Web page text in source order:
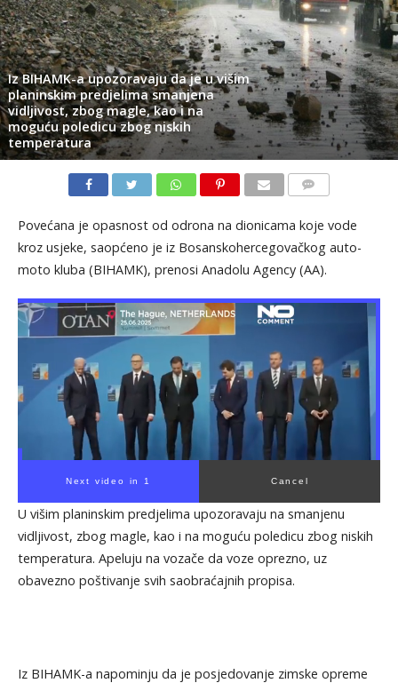
Iz BIHAMK-a upozoravaju da je u višim
planinskim predjelima smanjena
vidljivost, zbog magle, kao i na
moguću poledicu zbog niskih
temperatura
Povećana je opasnost od odrona na dionicama koje vode
kroz usjeke, saopćeno je iz Bosanskohercegovačkog auto-
moto kluba (BIHAMK), prenosi Anadolu Agency (AA).
Next video in 1 Cancel
U višim planinskim predjelima upozoravaju na smanjenu
vidljivost, zbog magle, kao i na moguću poledicu zbog niskih
temperatura. Apeluju na vozače da voze oprezno, uz
obavezno poštivanje svih saobraćajnih propisa.
Iz BIHAMK-a napominju da je posjedovanje zimske opreme